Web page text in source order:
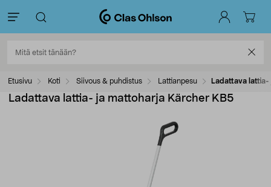
Etusivu Koti Siivous & puhdistus Lattianpesu Ladattava
Ladattava lattia- ja mattoharja Kärcher KB5